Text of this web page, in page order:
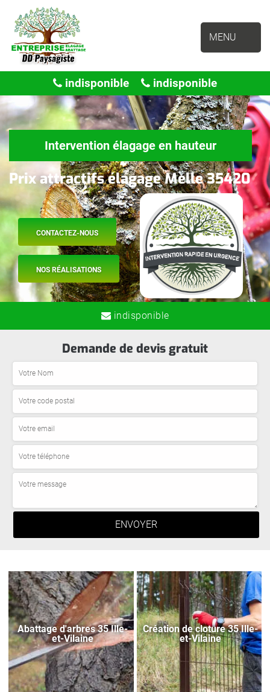
MENU
indisponible indisponible
Intervention élagage en hauteur
Prix attractifs élagage Melle 35420
CONTACTEZ-NOUS
NOS RÉALISATIONS
indisponible
Demande de devis gratuit
Abattage d'arbres 35 Ille-
et-Vilaine
Création de cloture 35 Ille-
et-Vilaine